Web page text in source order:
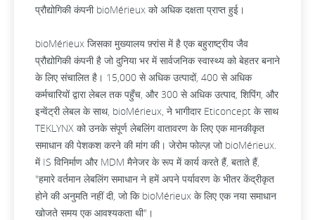
प्रौद्योगिकी कंपनी bioMérieux को अधिक दक्षता प्राप्त हुई।
bioMérieux जिसका मुख्यालय फ़्रांस में है एक बहुराष्ट्रीय जैव
प्रौद्योगिकी कंपनी है जो दुनिया भर में सार्वजनिक स्वास्थ्य को बेहतर बनाने
के लिए संचालित है। 15,000 से अधिक उत्पादों, 400 से अधिक
कर्मचारियों द्वारा लेबल तक पहुँच, और 300 से अधिक उत्पाद, शिपिंग, और
इन्वेंट्री लेबल के साथ, bioMérieux, ने भागीदार Eticoncept के साथ
TEKLYNX को उनके संपूर्ण लेबलिंग वातावरण के लिए एक मानकीकृत
समाधान की पेशकश करने की मांग की। जेरोम फोल्ज़ जो bioMérieux.
में IS विनिर्माण और MDM मैनेजर के रूप में कार्य करते हैं, बताते हैं,
"हमारे वर्तमान लेबलिंग समाधान ने हमें अपने पर्यावरण के भीतर केंद्रीकृत
होने की अनुमति नहीं दी, जो कि bioMérieux के लिए एक नया समाधान
खोजते समय एक आवश्यकता थी"।